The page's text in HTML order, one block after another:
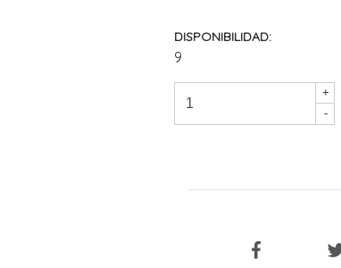
DISPONIBILIDAD:
9
+
-